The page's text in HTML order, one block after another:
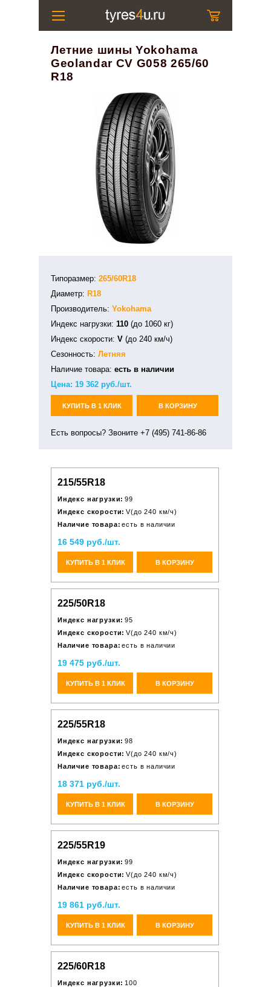
Летние шины Yokohama
Geolandar CV G058 265/60
R18
Типоразмер: 265/60R18
Диаметр: R18
Производитель: Yokohama
Индекс нагрузки: 110 (до 1060 кг)
Индекс скорости: V (до 240 км/ч)
Сезонность: Летняя
Наличие товара: есть в наличии
Цена: 19 362 руб./шт.
КУПИТЬ В 1 КЛИК В КОРЗИНУ
Есть вопросы? Звоните +7 (495) 741-86-86
215/55R18
Индекс нагрузки: 99
Индекс скорости: V(до 240 км/ч)
Наличие товара: есть в наличии
16 549 руб./шт.
КУПИТЬ В 1 КЛИК В КОРЗИНУ
225/50R18
Индекс нагрузки: 95
Индекс скорости: V(до 240 км/ч)
Наличие товара: есть в наличии
19 475 руб./шт.
КУПИТЬ В 1 КЛИК В КОРЗИНУ
225/55R18
Индекс нагрузки: 98
Индекс скорости: V(до 240 км/ч)
Наличие товара: есть в наличии
18 371 руб./шт.
КУПИТЬ В 1 КЛИК В КОРЗИНУ
225/55R19
Индекс нагрузки: 99
Индекс скорости: V(до 240 км/ч)
Наличие товара: есть в наличии
19 861 руб./шт.
КУПИТЬ В 1 КЛИК В КОРЗИНУ
225/60R18
Индекс нагрузки: 100